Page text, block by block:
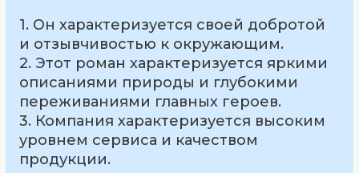
1. Он характеризуется своей добротой
и отзывчивостью к окружающим.
2. Этот роман характеризуется яркими
описаниями природы и глубокими
переживаниями главных героев.
3. Компания характеризуется высоким
уровнем сервиса и качеством
продукции.